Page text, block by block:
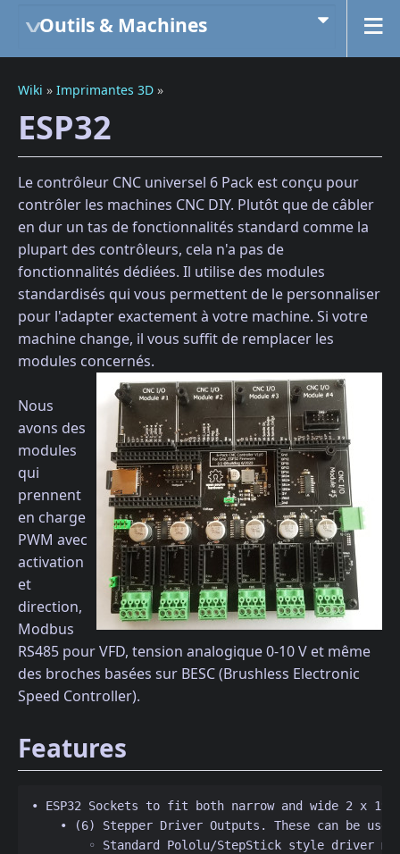
Outils & Machines
Wiki » Imprimantes 3D »
ESP32
Le contrôleur CNC universel 6 Pack est conçu pour
contrôler les machines CNC DIY. Plutôt que de câbler
en dur un tas de fonctionnalités standard comme la
plupart des contrôleurs, cela n'a pas de
fonctionnalités dédiées. Il utilise des modules
standardisés qui vous permettent de le personnaliser
pour l'adapter exactement à votre machine. Si votre
machine change, il vous suffit de remplacer les
modules concernés.
Nous
avons des
modules
qui
prennent
en charge
PWM avec
activation
et
direction,
Modbus
RS485 pour VFD, tension analogique 0-10 V et même
des broches basées sur BESC (Brushless Electronic
Speed ​​Controller).
Features
• ESP32 Sockets to fit both narrow and wide 2 x
• (6) Stepper Driver Outputs. These can be
◦ Standard Pololu/StepStick style driver